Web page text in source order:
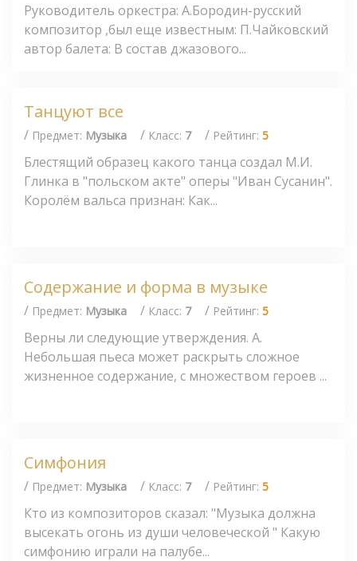
Руководитель оркестра: А.Бородин-русский
композитор ,был еще известным: П.Чайковский
автор балета: В состав джазового...
Танцуют все
/ Предмет: Музыка / Класс: 7 / Рейтинг: 5
Блестящий образец какого танца создал М.И.
Глинка в "польском акте" оперы "Иван Сусанин".
Королём вальса признан: Как...
Содержание и форма в музыке
/ Предмет: Музыка / Класс: 7 / Рейтинг: 5
Верны ли следующие утверждения. А.
Небольшая пьеса может раскрыть сложное
жизненное содержание, с множеством героев ...
Симфония
/ Предмет: Музыка / Класс: 7 / Рейтинг: 5
Кто из композиторов сказал: "Музыка должна
высекать огонь из души человеческой " Какую
симфонию играли на палубе...